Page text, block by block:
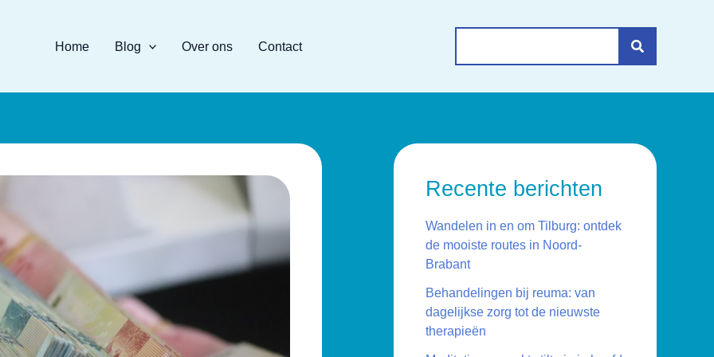
Home Blog Over ons Contact
Recente berichten
Wandelen in en om Tilburg: ontdek
de mooiste routes in Noord-
Brabant
Behandelingen bij reuma: van
dagelijkse zorg tot de nieuwste
therapieën